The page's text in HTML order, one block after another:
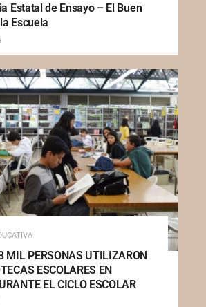
Estatal de Ensayo – El Buen
Escuela
MIL PERSONAS UTILIZARON
ESCOLARES EN
EL CICLO ESCOLAR